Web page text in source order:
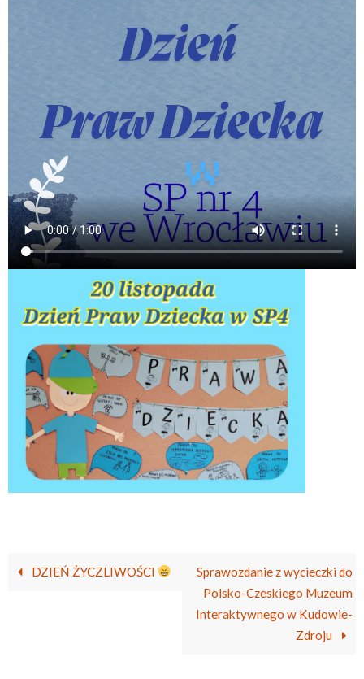
DZIEŃ ŻYCZLIWOŚCI
Sprawozdanie z wycieczki do
Polsko-Czeskiego Muzeum
Interaktywnego w Kudowie-
Zdroju